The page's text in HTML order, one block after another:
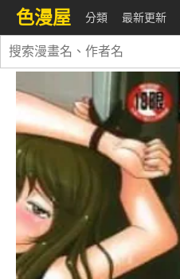
色漫屋 分類 最新更新